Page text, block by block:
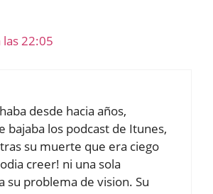
22:05
desde hacia años,
bajaba los podcast de Itunes,
su muerte que era ciego
creer! ni una sola
su problema de vision. Su